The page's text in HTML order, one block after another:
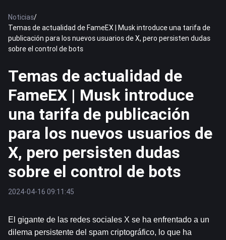
Noticias/
Temas de actualidad de FameEX | Musk introduce una tarifa de
publicación para los nuevos usuarios de X, pero persisten dudas
sobre el control de bots
Temas de actualidad de
FameEX | Musk introduce
una tarifa de publicación
para los nuevos usuarios de
X, pero persisten dudas
sobre el control de bots
2024-04-16 09:11:45
El gigante de las redes sociales X se ha enfrentado a un
dilema persistente del spam criptográfico, lo que ha